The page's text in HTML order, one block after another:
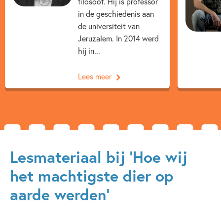
in de geschiedenis aan
de universiteit van
Jeruzalem. In 2014 werd
hij in...
Lees meer
Lesmateriaal bij 'Hoe wij
het machtigste dier op
aarde werden'